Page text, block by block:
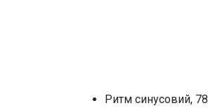
Ритм синусовий,